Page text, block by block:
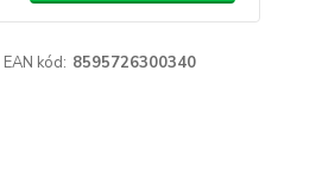
EAN kód: 8595726300340